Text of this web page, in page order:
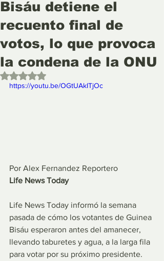
Bisáu detiene el
recuento final de
votos, lo que provoca
la condena de la ONU
Obtuvo NaN de 5 estrellas.
https://youtu.be/OGtUAkITjOc
Por Alex Fernandez Reportero
Life News Today
Life News Today informó la semana
pasada de cómo los votantes de Guinea
Bisáu esperaron antes del amanecer,
llevando taburetes y agua, a la larga fila
para votar por su próximo presidente.